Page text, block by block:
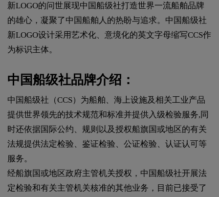
新LOGO的问世展现中国船级社打造世界一流船舶品牌
的雄心，凝聚了中国船舶人的热盼与追求。中国船级社
新LOGO设计采用艺术化、意境化的英文字母缩写CCS作
为标识主体。
中国船级社品牌介绍：
中国船级社（CCS）为船舶、海上设施及相关工业产品
提供世界领先的技术规范和标准并提供入级检验服务,同
时还依据国际公约、规则以及授权船旗国或地区的有关
法规提供法定检验、鉴证检验、公证检验、认证认可等
服务。
经船旗国或地区政府主管机关授权，中国船级社开展法
定检验和有关主管机关核准的其他业务，目前已接受了